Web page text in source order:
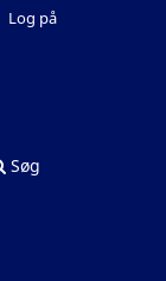
Søg
Log på